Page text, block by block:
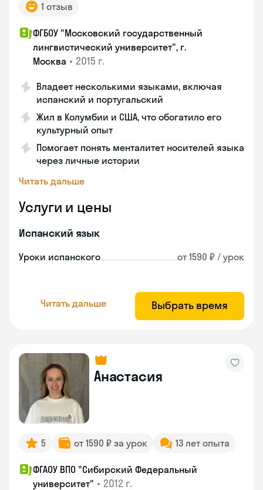
1 отзыв
ФГБОУ "Московский государственный
лингвистический университет", г.
Москва • 2015 г.
Владеет несколькими языками, включая
испанский и португальский
Жил в Колумбии и США, что обогатило его
культурный опыт
Помогает понять менталитет носителей языка
через личные истории
Читать дальше
Услуги и цены
Испанский язык
Уроки испанского от 1590 ₽ / урок
Читать дальше Выбрать время
Анастасия
5 от 1590 ₽ за урок 13 лет опыта
ФГАОУ ВПО "Сибирский Федеральный
университет" • 2012 г.